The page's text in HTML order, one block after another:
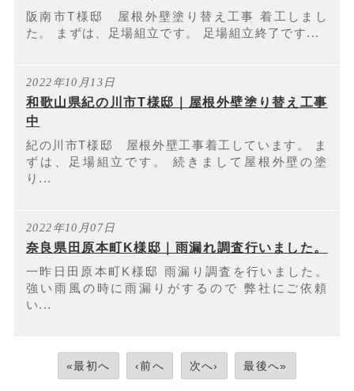
阪南市T様邸 屋根外壁塗り替え工事 着工しまし
た。 まずは、足場組立です。 足場組立終了です...
2022年10月13日
和歌山県紀の川市T様邸｜屋根外壁塗り替え工事
中
紀の川市T様邸 屋根外壁工事着工しています。 ま
ずは、足場組立です。 続きまして屋根外壁の塗
り...
2022年10月07日
奈良県田原本町K様邸｜雨漏れ調査行いました。
一昨日田原本町K様邸 雨漏り調査を行いました。
強い雨風の時に雨漏りがするので 弊社にご依頼
い...
«最初へ ‹前へ 次へ› 最後へ»